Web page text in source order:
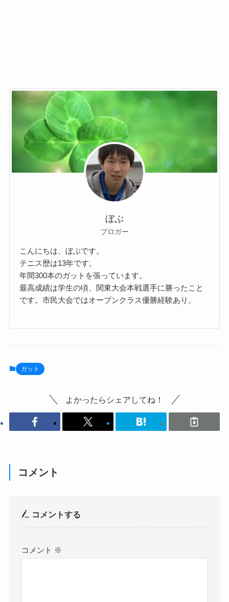
ぼぶ
ブロガー
こんにちは、ぼぶです。
テニス歴は13年です。
年間300本のガットを張っています。
最高成績は学生の頃、関東大会本戦選手に勝ったこと
です。市民大会ではオープンクラス優勝経験あり。
ガット
よかったらシェアしてね！
コメント
コメントする
コメント ※